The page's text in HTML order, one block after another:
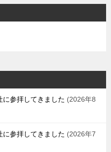
参拝してきました
2026年8
参拝してきました
2026年7